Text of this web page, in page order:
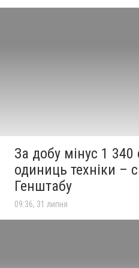
За добу мінус 1 340
одиниць техніки –
Генштабу
09:36, 31 липня